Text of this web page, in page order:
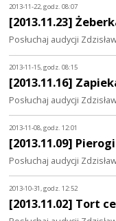
2013-11-22, godz. 08:07
[2013.11.23]
Posłuchaj audycji
2013-11-15, godz. 08:15
[2013.11.16]
Posłuchaj audycji
2013-11-08, godz. 12:01
[2013.11.09]
Posłuchaj audycji
2013-10-31, godz. 12:52
[2013.11.02] Tort